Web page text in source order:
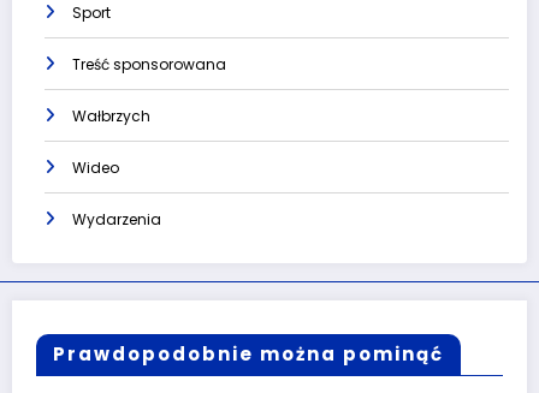
Sport
Treść sponsorowana
Wałbrzych
Wideo
Wydarzenia
Prawdopodobnie można pominąć